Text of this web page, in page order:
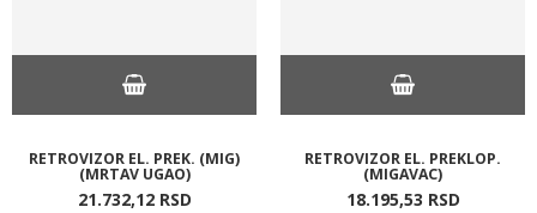
RETROVIZOR EL. PREK. (MIG)
(MRTAV UGAO)
21.732,12 RSD
RETROVIZOR EL. PREKLOP.
(MIGAVAC)
18.195,53 RSD